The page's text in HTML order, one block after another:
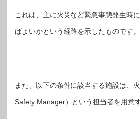
これは、主に火災など緊急事態発生時
ばよいかという経路を示したものです。
また、以下の条件に該当する施設は、
Safety Manager）という担当者を用意